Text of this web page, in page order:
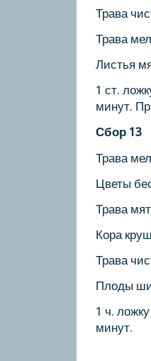
Трава
Трава
Листья
1 ст.
минут.
Сбοр 13
Трава
Цветы
Трава
Кора
Трава
Плоды
1 ч.
минут.